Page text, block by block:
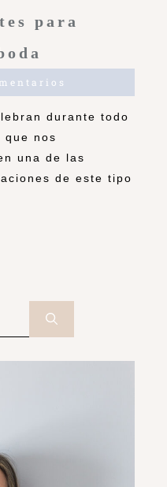
para
durante todo
nos
una de las
de este tipo